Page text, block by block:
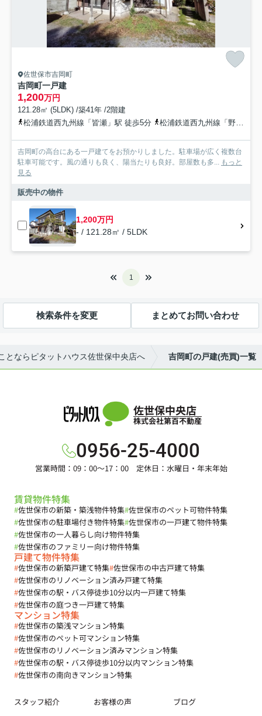
佐世保市吉岡町
吉岡町一戸建
1,200万円
121.28㎡ (5LDK) /築41年 /2階建
松浦鉄道西九州線「皆瀬」駅 徒歩5分
松浦鉄道西九州線「野中」駅 徒歩11分
吉岡町の高台にある一戸建てをお預かりしました。駐車場が広く複数台
駐車可能です。風の通りも良く、陽当たりも良好。部屋数も多...
もっと
見る
販売中の物件
1,200万円
- / 121.28㎡ / 5LDK
1
検索条件を変更 まとめてお問い合わせ
とならピタットハウス佐世保中央店へ 吉岡町の戸建(売買)一覧
佐世保中央店
株式会社第百不動産
0956-25-4000
営業時間：09：00～17：00 定休日：水曜日・年末年始
賃貸物件特集
#佐世保市の新築・築浅物件特集#佐世保市のペット可物件特集
#佐世保市の駐車場付き物件特集#佐世保市の一戸建て物件特集
#佐世保市の一人暮らし向け物件特集
#佐世保市のファミリー向け物件特集
戸建て物件特集
#佐世保市の新築戸建て特集#佐世保市の中古戸建て特集
#佐世保市のリノベーション済み戸建て特集
#佐世保市の駅・バス停徒歩10分以内一戸建て特集
#佐世保市の庭つき一戸建て特集
マンション特集
#佐世保市の築浅マンション特集
#佐世保市のペット可マンション特集
#佐世保市のリノベーション済みマンション特集
#佐世保市の駅・バス停徒歩10分以内マンション特集
#佐世保市の南向きマンション特集
スタッフ紹介 お客様の声
ブログ